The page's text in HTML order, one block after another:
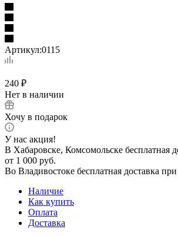
Артикул:0115
240 ₽
Нет в наличии
Хочу в подарок
У нас акция!
В Хабаровске, Комсомольске бесплатная
от 1 000 руб.
Во Владивостоке бесплатная доставка при
Наличие
Как купить
Оплата
Доставка